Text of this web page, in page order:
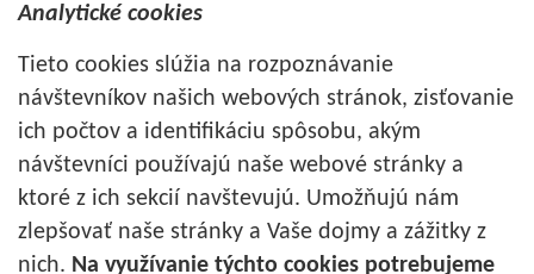
Analytické cookies
Tieto cookies slúžia na rozpoznávanie
návštevníkov našich webových stránok, zisťovanie
ich počtov a identifikáciu spôsobu, akým
návštevníci používajú naše webové stránky a
ktoré z ich sekcií navštevujú. Umožňujú nám
zlepšovať naše stránky a Vaše dojmy a zážitky z
nich. Na využívanie týchto cookies potrebujeme